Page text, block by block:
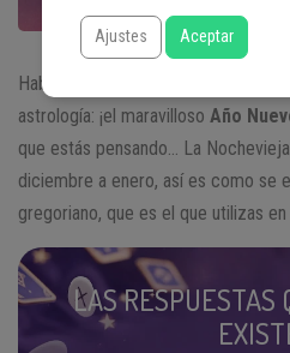
Hablemos de uno de los momentos
astrología: ¡el maravilloso Año
que estás pensando… La
diciembre a enero, así es como se
gregoriano, que es el que utilizas en
LAS RESPUESTAS
Ajustes Aceptar